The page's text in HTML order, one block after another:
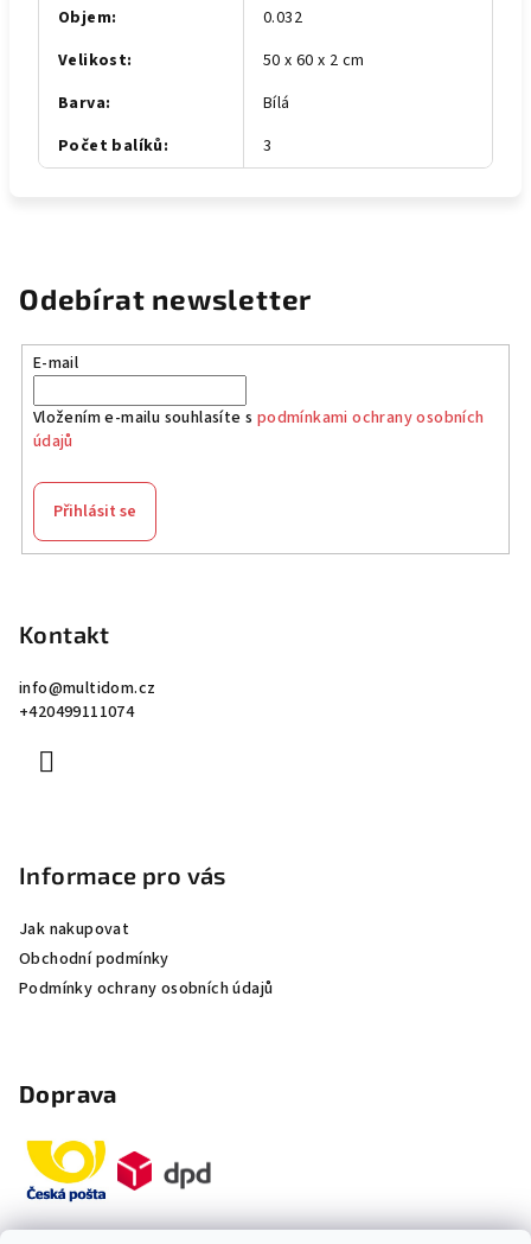
Objem:
0.032
Velikost:
50 x 60 x 2 cm
Barva:
Bílá
Počet balíků: 3
Odebírat newsletter
E-mail
Vložením e-mailu souhlasíte s podmínkami ochrany osobních
údajů
Přihlásit se
Kontakt
info@multidom.cz
+420499111074
Informace pro vás
Jak nakupovat
Obchodní podmínky
Podmínky ochrany osobních údajů
Doprava